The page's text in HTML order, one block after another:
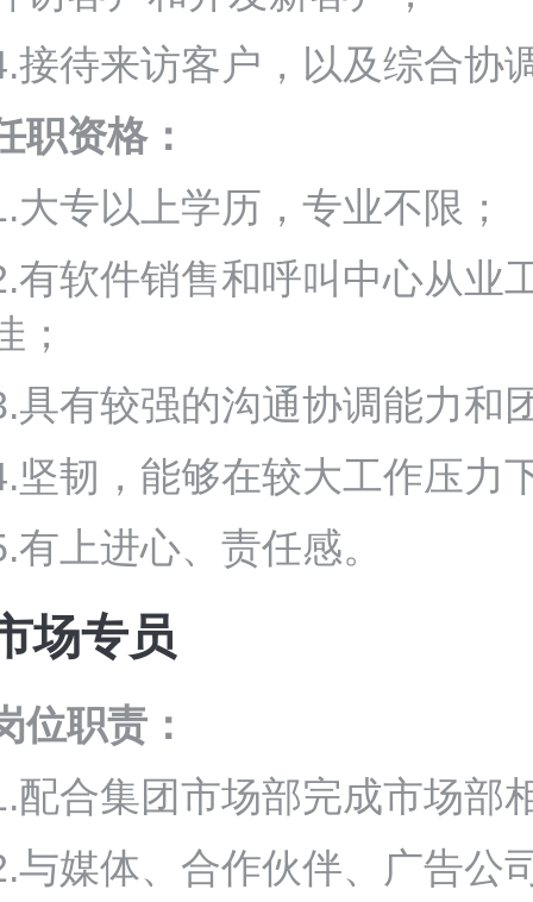
接待来访客户，以及综合协
职资格：
大专以上学历，专业不限；
有软件销售和呼叫中心从业
；
具有较强的沟通协调能力和
坚韧，能够在较大工作压力
有上进心、责任感。
场专员
位职责：
配合集团市场部完成市场部
与媒体、合作伙伴、广告公